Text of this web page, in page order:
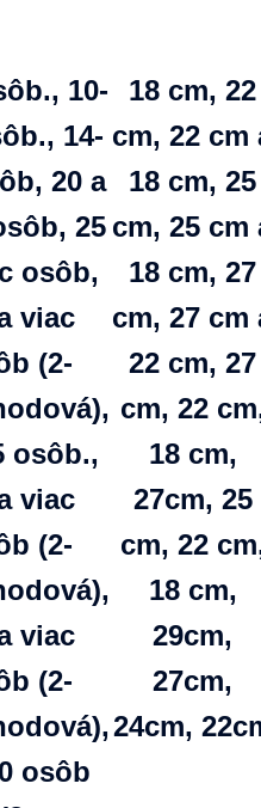
10-
14-
20 a
25
osôb,
viac
(2-
osôb.,
viac
(2-
viac
(2-
osôb
18 cm, 22
cm, 22 cm
18 cm, 25
cm, 25 cm
18 cm, 27
cm, 27 cm
22 cm, 27
cm, 22
18 cm,
27cm, 25
cm, 22
18 cm,
29cm,
27cm,
24cm,